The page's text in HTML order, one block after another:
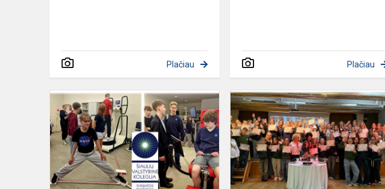
Plačiau Plačiau
Dainiečiai
matavosi
kineziterapeuto
kosmetologo
profesij...